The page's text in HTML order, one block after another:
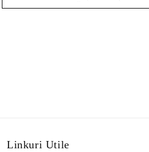
Linkuri Utile